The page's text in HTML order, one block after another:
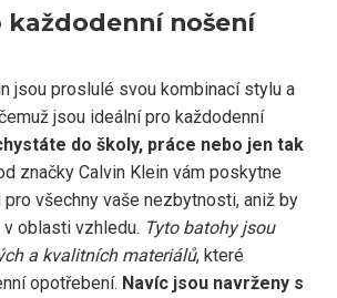
každodenní nošení
jsou proslulé svou kombinací stylu a
jsou ideální pro každodenní
do školy, práce nebo jen tak
značky Calvin Klein vám poskytne
všechny vaše nezbytnosti, aniž by
oblasti vzhledu. Tyto batohy jsou
a kvalitních materiálů, které
opotřebení. Navíc jsou navrženy s